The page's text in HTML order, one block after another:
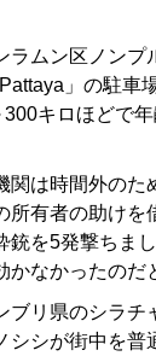
ラムン区ノンプ
」の駐車
キロほどで
関は時間外のた
所有者の助けを
銃を5発撃ちま
かなかったのだ
ブリ県のシラチ
シシが街中を普